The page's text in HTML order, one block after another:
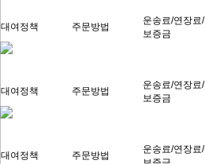
대여정책 주문방법
운송료/연장료/
보증금
대여정책 주문방법
운송료/연장료/
보증금
대여정책 주문방법
운송료/연장료/